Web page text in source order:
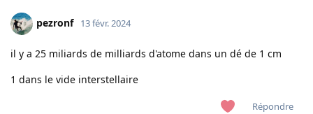
pezronf 13 févr. 2024
il y a 25 miliards de milliards d'atome dans un dé de 1 cm
1 dans le vide interstellaire
Répondre